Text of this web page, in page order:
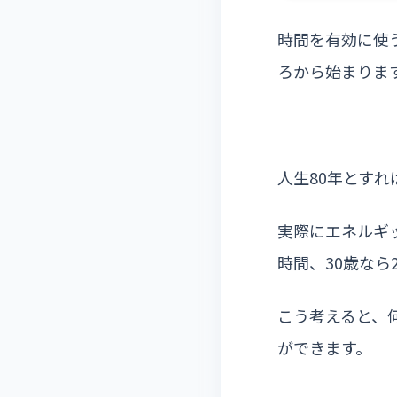
時間を有効に使
ろから始まりま
人生80年とす
実際にエネルギ
時間、30歳な
こう考えると、
ができます。